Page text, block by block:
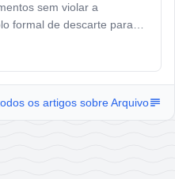
sem violar a
formal de descarte para
os artigos sobreArquivo